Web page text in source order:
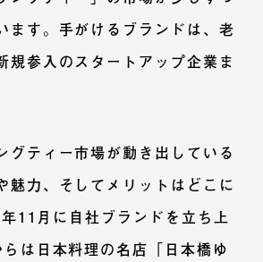
ます。手がけるブランドは、老
規参入のスタートアップ企業ま
グティー市場が動き出している
魅力、そしてメリットはどこに
11月に自社ブランドを立ち上
は日本料理の名店「日本橋ゆ